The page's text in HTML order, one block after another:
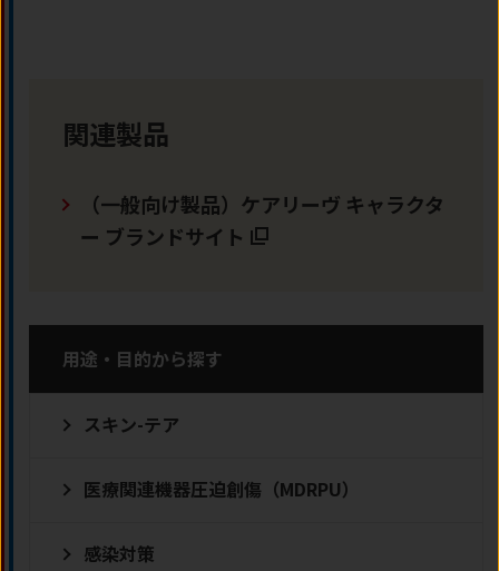
関連製品
（一般向け製品）ケアリーヴ キャラクタ
ー ブランドサイト
用途・目的から探す
スキン-テア
医療関連機器圧迫創傷（MDRPU）
感染対策